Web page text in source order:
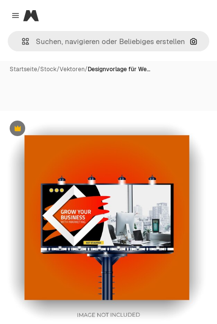
Close menu
Magnific
Nach
Startseite/Stock/Vektoren/Designvorlage für We…
Premium